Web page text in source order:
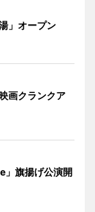
」オープン
画クランクア
」旗揚げ公演開